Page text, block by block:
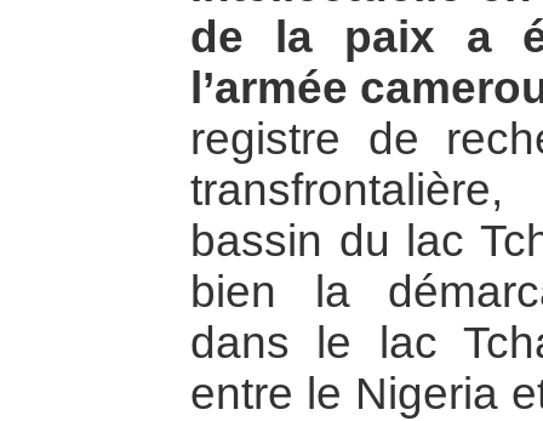
de la paix a
l’armée
registre de
bassin du lac
bien la
dans le lac
entre le Nigeria